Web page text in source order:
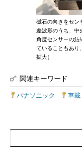
磁石の向きをセン
差波形のうち、中
角度センサーの結
ていることもあり
拡大）
関連キーワード
パナソニック 車載